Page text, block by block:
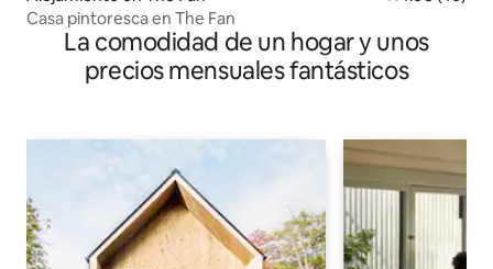
Casa pintoresca en The Fan
La comodidad de un hogar y unos
precios mensuales fantásticos